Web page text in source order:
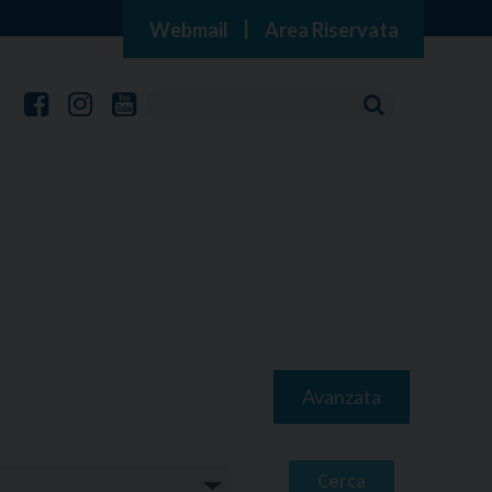
Webmail Area Riservata
Avanzata